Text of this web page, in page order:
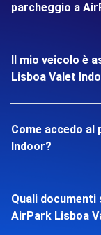
parcheggio a
Il mio veicolo è
Lisboa Valet
Come accedo al
Indoor?
Quali
AirPark Lisboa